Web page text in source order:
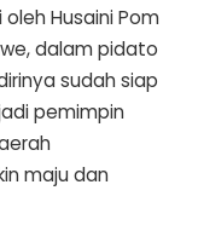
Husaini Pom
dalam pidato
sudah siap
pemimpin
maju dan